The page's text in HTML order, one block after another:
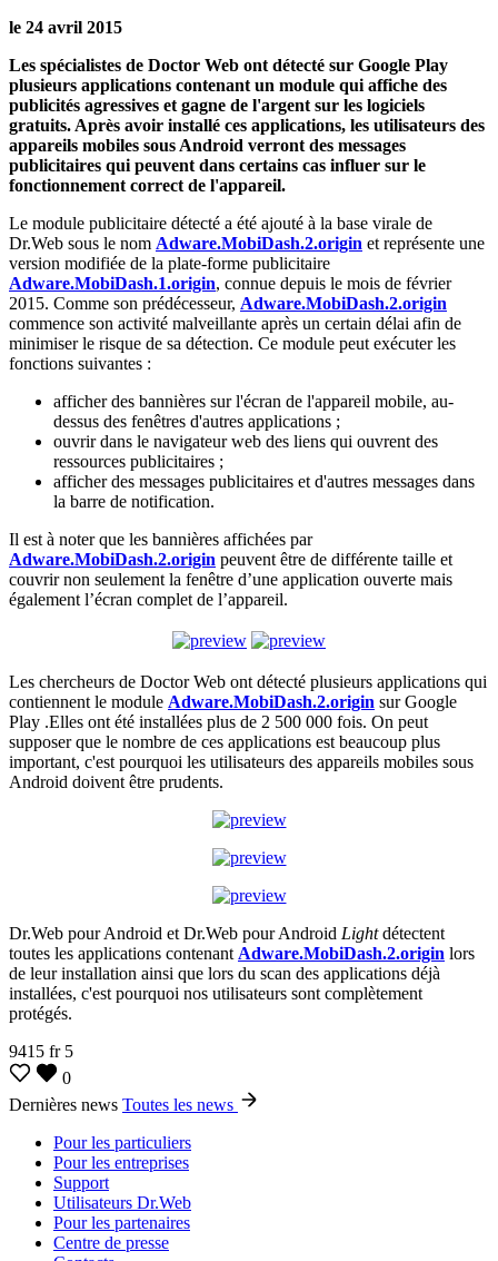
le 24 avril 2015
Les spécialistes de Doctor Web ont détecté sur Google Play
plusieurs applications contenant un module qui affiche des
publicités agressives et gagne de l'argent sur les logiciels
gratuits. Après avoir installé ces applications, les utilisateurs des
appareils mobiles sous Android verront des messages
publicitaires qui peuvent dans certains cas influer sur le
fonctionnement correct de l'appareil.
Le module publicitaire détecté a été ajouté à la base virale de
Dr.Web sous le nom Adware.MobiDash.2.origin et représente une
version modifiée de la plate-forme publicitaire
Adware.MobiDash.1.origin, connue depuis le mois de février
2015. Comme son prédécesseur, Adware.MobiDash.2.origin
commence son activité malveillante après un certain délai afin de
minimiser le risque de sa détection. Ce module peut exécuter les
fonctions suivantes :
afficher des bannières sur l'écran de l'appareil mobile, au-
dessus des fenêtres d'autres applications ;
ouvrir dans le navigateur web des liens qui ouvrent des
ressources publicitaires ;
afficher des messages publicitaires et d'autres messages dans
la barre de notification.
Il est à noter que les bannières affichées par
Adware.MobiDash.2.origin peuvent être de différente taille et
couvrir non seulement la fenêtre d’une application ouverte mais
également l’écran complet de l’appareil.
Les chercheurs de Doctor Web ont détecté plusieurs applications qui
contiennent le module Adware.MobiDash.2.origin sur Google
Play .Elles ont été installées plus de 2 500 000 fois. On peut
supposer que le nombre de ces applications est beaucoup plus
important, c'est pourquoi les utilisateurs des appareils mobiles sous
Android doivent être prudents.
Dr.Web pour Android et Dr.Web pour Android Lightdétectent
toutes les applications contenant Adware.MobiDash.2.origin lors
de leur installation ainsi que lors du scan des applications déjà
installées, c'est pourquoi nos utilisateurs sont complètement
protégés.
9415 fr 5
0
Dernières news Toutes les news
Pour les particuliers
Pour les entreprises
Support
Utilisateurs Dr.Web
Pour les partenaires
Centre de presse